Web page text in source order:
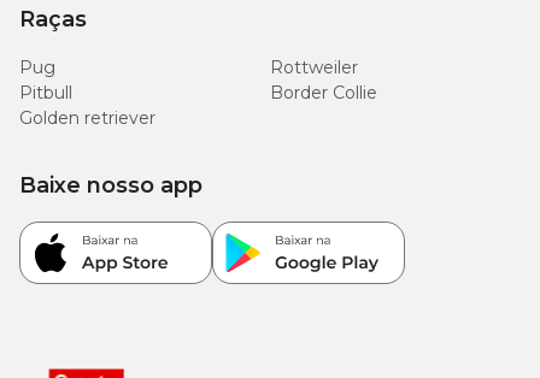
Raças
Pug
Rottweiler
Pitbull
Border Collie
Golden retriever
Baixe nosso app